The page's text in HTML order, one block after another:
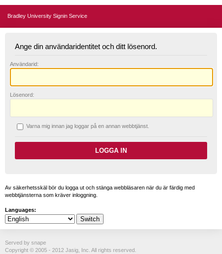
Bradley University Signin Service
Ange din användaridentitet och ditt lösenord.
Användarid:
L ösenord:
Varna mig innan jag loggar på en annan webbtjänst.
Av säkerhetsskäl bör du logga ut och stänga webbläsaren när du är färdig med
webbtjänsterna som kräver inloggning.
Languages:
Served by snape
Copyright © 2005 - 2012 Jasig, Inc. All rights reserved.